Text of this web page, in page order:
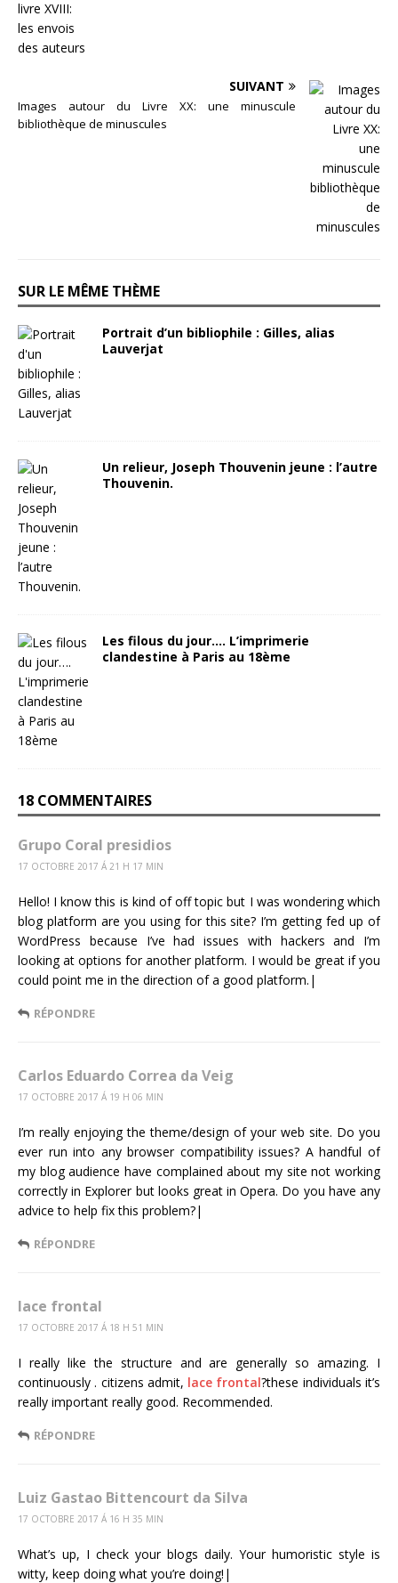
SUIVANT
Images autour du Livre XX: une minuscule
bibliothèque de minuscules
SUR LE MÊME THÈME
Portrait d’un bibliophile : Gilles, alias
Lauverjat
Un relieur, Joseph Thouvenin jeune : l’autre
Thouvenin.
Les filous du jour…. L’imprimerie
clandestine à Paris au 18ème
18 COMMENTAIRES
Grupo Coral presidios
17 OCTOBRE 2017 Á 21 H 17 MIN
Hello! I know this is kind of off topic but I was wondering which
blog platform are you using for this site? I’m getting fed up of
WordPress because I’ve had issues with hackers and I’m
looking at options for another platform. I would be great if you
could point me in the direction of a good platform.|
RÉPONDRE
Carlos Eduardo Correa da Veig
17 OCTOBRE 2017 Á 19 H 06 MIN
I’m really enjoying the theme/design of your web site. Do you
ever run into any browser compatibility issues? A handful of
my blog audience have complained about my site not working
correctly in Explorer but looks great in Opera. Do you have any
advice to help fix this problem?|
RÉPONDRE
lace frontal
17 OCTOBRE 2017 Á 18 H 51 MIN
I really like the structure and are generally so amazing. I
continuously . citizens admit, lace frontal?these individuals it’s
really important really good. Recommended.
RÉPONDRE
Luiz Gastao Bittencourt da Silva
17 OCTOBRE 2017 Á 16 H 35 MIN
What’s up, I check your blogs daily. Your humoristic style is
witty, keep doing what you’re doing!|